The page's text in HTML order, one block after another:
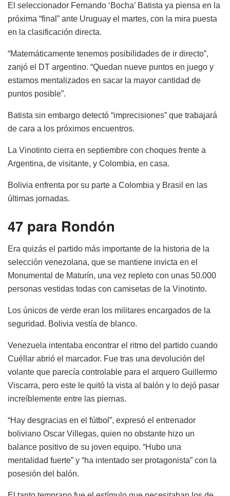
El seleccionador Fernando ‘Bocha’ Batista ya piensa en la
próxima “final” ante Uruguay el martes, con la mira puesta
en la clasificación directa.
“Matemáticamente tenemos posibilidades de ir directo”,
zanjó el DT argentino. “Quedan nueve puntos en juego y
estamos mentalizados en sacar la mayor cantidad de
puntos posible”.
Batista sin embargo detectó “imprecisiones” que trabajará
de cara a los próximos encuentros.
La Vinotinto cierra en septiembre con choques frente a
Argentina, de visitante, y Colombia, en casa.
Bolivia enfrenta por su parte a Colombia y Brasil en las
últimas jornadas.
47 para Rondón
Era quizás el partido más importante de la historia de la
selección venezolana, que se mantiene invicta en el
Monumental de Maturín, una vez repleto con unas 50.000
personas vestidas todas con camisetas de la Vinotinto.
Los únicos de verde eran los militares encargados de la
seguridad. Bolivia vestía de blanco.
Venezuela intentaba encontrar el ritmo del partido cuando
Cuéllar abrió el marcador. Fue tras una devolución del
volante que parecía controlable para el arquero Guillermo
Viscarra, pero este le quitó la vista al balón y lo dejó pasar
increíblemente entre las piernas.
“Hay desgracias en el fútbol”, expresó el entrenador
boliviano Oscar Villegas, quien no obstante hizo un
balance positivo de su joven equipo. “Hubo una
mentalidad fuerte” y “ha intentado ser protagonista” con la
posesión del balón.